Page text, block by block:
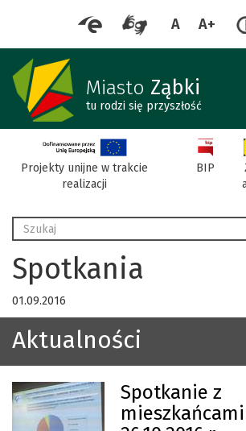
A A+
Miasto Ząbki
tu rodzi się przyszłość
Projekty unijne w trakcie
realizacji
BIP
Wyszukaj
Spotkania
01.09.2016
Aktualności
Spotkanie z
mieszkańcami